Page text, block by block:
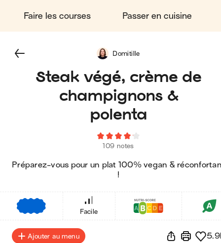
Faire les courses Passer en cuisine
Steak végé, crème de
champignons &
polenta
109 notes
Préparez-vous pour un plat 100% vegan &
!
Domitille
Facile
Ajouter au menu